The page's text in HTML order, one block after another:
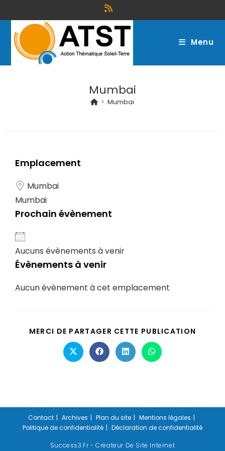
Menu
Mumbai
> Mumbai
Emplacement
Mumbai
Mumbai
Prochain évènement
Aucuns évènements à venir
Évènements à venir
Aucun évènement à cet emplacement
MERCI DE PARTAGER CETTE PUBLICATION
Contact Archives Plan du site
Mentions légales
Politique de confidentialité
Déclaration de confidentialité
Success3.fr - Créateur De Site Internet